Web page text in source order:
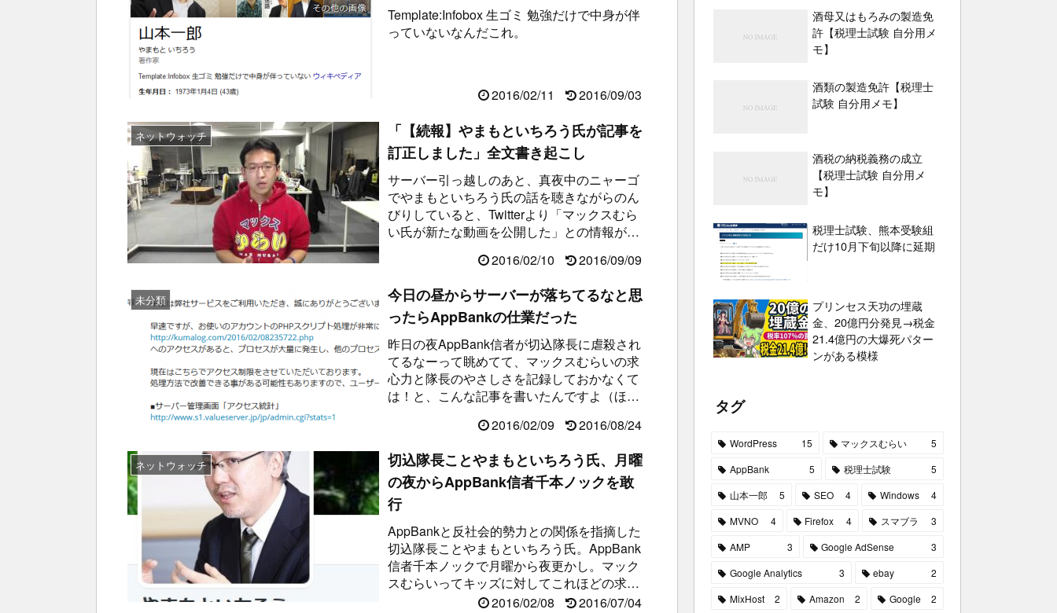
Template:Infobox 生ゴミ 勉強だけで中身が伴
っていないなんだこれ。
2016/02/11 2016/09/03
ネットウォッチ
「【続報】やまもといちろう氏が記事を
訂正しました」全文書き起こし
サーバー引っ越しのあと、真夜中のニャーゴ
でやまもといちろう氏の話を聴きながらのん
びりしていると、Twitterより「マックスむら
い氏が新たな動画を公開した」との情報が入
2016/02/10 2016/09/09
未分類
今日の昼からサーバーが落ちてるなと思
ったらAppBankの仕業だった
昨日の夜AppBank信者が切込隊長に虐殺され
てるなーって眺めてて、マックスむらいの求
心力と隊長のやさしさを記録しておかなくて
は！と、こんな記事を書いたんですよ（ほぼ
2016/02/09 2016/08/24
ネットウォッチ
切込隊長ことやまもといちろう氏、月曜
の夜からAppBank信者千本ノックを敢
行
AppBankと反社会的勢力との関係を指摘した
切込隊長ことやまもといちろう氏。AppBank
信者千本ノックで月曜から夜更かし。マック
スむらいってキッズに対してこれほどの求心
力があったんだなぁと感心する...
2016/02/08 2016/07/04
酒母又はもろみの製造免
許【税理士試験 自分用メ
モ】
酒類の製造免許【税理士
試験 自分用メモ】
酒税の納税義務の成立
【税理士試験 自分用メ
モ】
税理士試験、熊本受験組
だけ10月下旬以降に延期
プリンセス天功の埋蔵
金、20億円分発見→税金
21.4億円の大爆死パター
ンがある模様
タグ
WordPress 15 マックスむらい
5
AppBank
5 税理士試験
5
山本一郎
5 SEO 4 Windows
4
MVNO
4 Firefox 4 スマブラ
3
AMP
3 Google AdSense
3
Google Analytics
3 ebay
2
MixHost
2 Amazon 2 Google
2